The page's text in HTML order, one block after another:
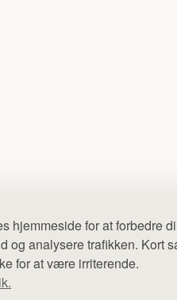
hjemmeside for at forbedre
og analysere trafikken. Kort
for at være irriterende.